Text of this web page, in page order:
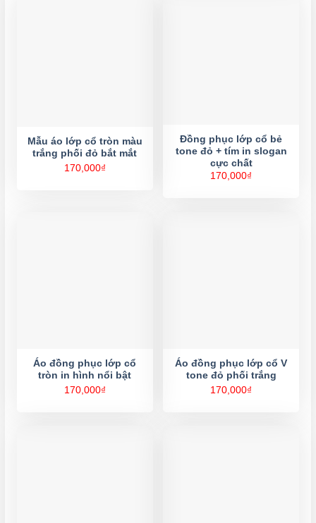
Mẫu áo lớp cổ tròn màu
trắng phối đỏ bắt mắt
170,000₫
Đồng phục lớp cổ bẻ
tone đỏ + tím in slogan
cực chất
170,000₫
Áo đồng phục lớp cổ
tròn in hình nổi bật
170,000₫
Áo đồng phục lớp cổ V
tone đỏ phối trắng
170,000₫